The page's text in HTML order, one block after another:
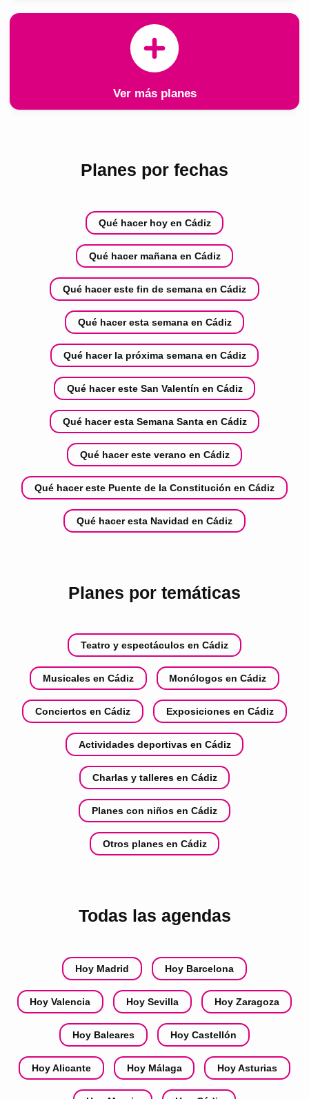
Ver más planes
Planes por fechas
Qué hacer hoy en Cádiz
Qué hacer mañana en Cádiz
Qué hacer este fin de semana en Cádiz
Qué hacer esta semana en Cádiz
Qué hacer la próxima semana en Cádiz
Qué hacer este San Valentín en Cádiz
Qué hacer esta Semana Santa en Cádiz
Qué hacer este verano en Cádiz
Qué hacer este Puente de la Constitución en Cádiz
Qué hacer esta Navidad en Cádiz
Planes por temáticas
Teatro y espectáculos en Cádiz
Musicales en Cádiz Monólogos en Cádiz
Conciertos en Cádiz Exposiciones en Cádiz
Actividades deportivas en Cádiz
Charlas y talleres en Cádiz
Planes con niños en Cádiz
Otros planes en Cádiz
Todas las agendas
Hoy Madrid Hoy Barcelona
Hoy Valencia Hoy Sevilla Hoy Zaragoza
Hoy Baleares Hoy Castellón
Hoy Alicante Hoy Málaga Hoy Asturias